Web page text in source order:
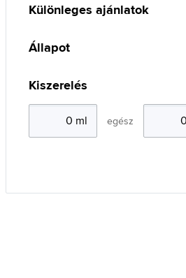
Különleges ajánlatok
Állapot
Kiszerelés
egész